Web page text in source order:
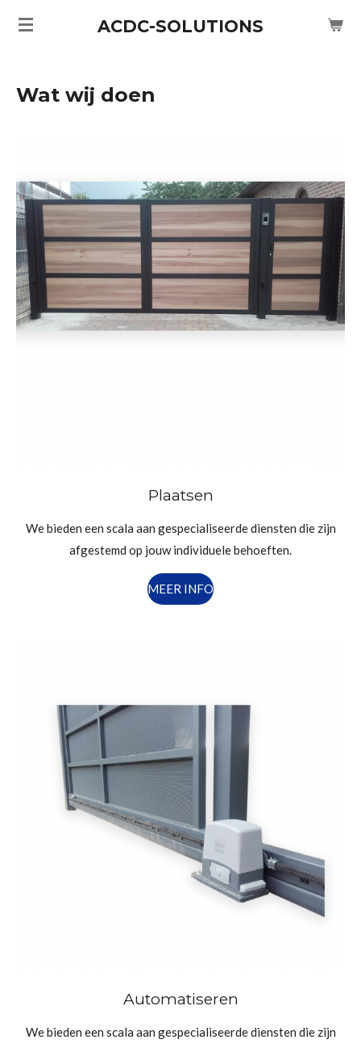
Ga
hoofdinhoud
ACDC-SOLUTIONS
Wat wij doen
Plaatsen
We bieden een scala aan gespecialiseerde diensten die zijn
afgestemd op jouw individuele behoeften.
MEER INFO
Automatiseren
We bieden een scala aan gespecialiseerde diensten die zijn